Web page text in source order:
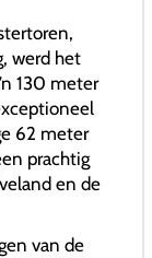
werd het
130 meter
62 meter
prachtig
en de
van de